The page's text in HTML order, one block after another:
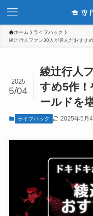
ホーム
ライフハック
綾辻行人ファン30人が選んだおすす
綾辻行人
すめ5作
ールドを
2025
5/04
ライフハック 2025年5月4